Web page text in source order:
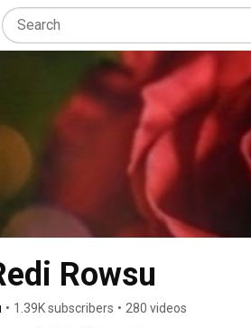
Rowsu
• 1.39K subscribers • 280 videos